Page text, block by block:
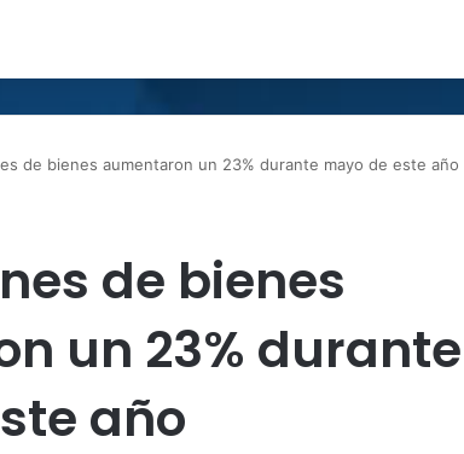
de bienes aumentaron un 23% durante mayo de este año
de bienes
un 23% durante
año